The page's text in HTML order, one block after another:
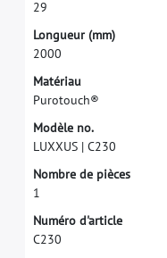
29
Longueur (mm)
2000
Matériau
Purotouch®
Modèle no.
LUXXUS | C230
Nombre de pièces
1
Numéro d'article
C230